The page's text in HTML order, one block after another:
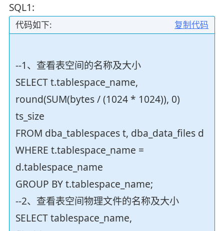
SQL1:
复制代码
代码如下:
--1、查看表空间的名称及大小
SELECT t.tablespace_name,
round(SUM(bytes / (1024 * 1024)), 0)
ts_size
FROM dba_tablespaces t, dba_data_files d
WHERE t.tablespace_name =
d.tablespace_name
GROUP BY t.tablespace_name;
--2、查看表空间物理文件的名称及大小
SELECT tablespace_name,